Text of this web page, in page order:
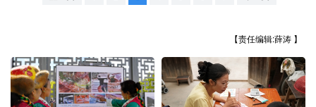
地方频道
北京 天津 河北 山西
【责任编辑:薛涛 】